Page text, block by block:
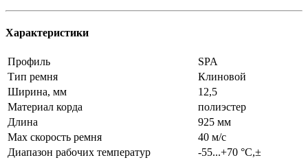
Характеристики
Профиль
SPA
Тип ремня
Клиновой
Ширина, мм
12,5
Материал корда
полиэстер
Длина
925 мм
Max скорость ремня
40 м/с
Диапазон рабочих температур
-55...+70 °C,±